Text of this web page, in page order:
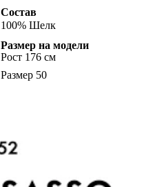
Состав
100% Шелк
Размер на модели
Рост 176 см
Размер 50